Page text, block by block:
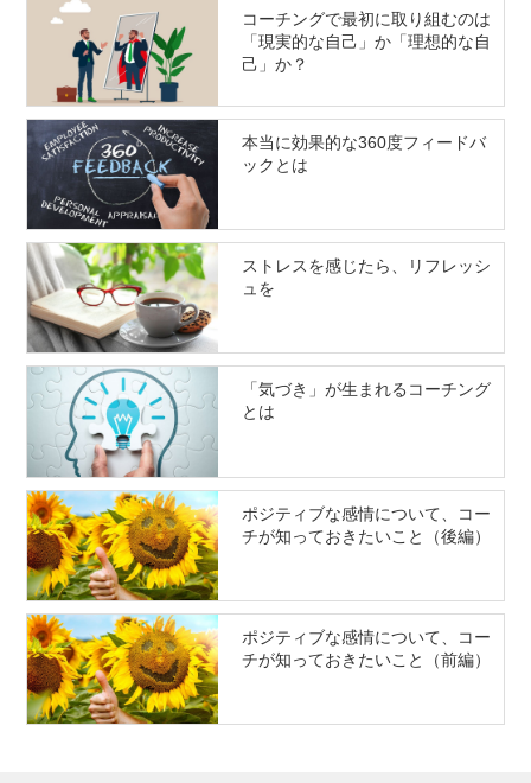
コーチングで最初に取り組むのは
「現実的な自己」か「理想的な自
己」か？
本当に効果的な360度フィードバ
ックとは
ストレスを感じたら、リフレッシ
ュを
「気づき」が生まれるコーチング
とは
ポジティブな感情について、コー
チが知っておきたいこと（後編）
ポジティブな感情について、コー
チが知っておきたいこと（前編）